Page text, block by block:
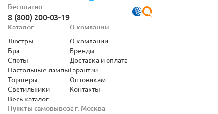
Бесплатно
8 (800) 200-03-19
Пункты самовывоза г. Москва
Каталог
Люстры
Бра
Споты
Настольные лампы
Торшеры
Светильники
Весь каталог
О компании
О компании
Бренды
Доставка и оплата
Гарантии
Оптовикам
Контакты